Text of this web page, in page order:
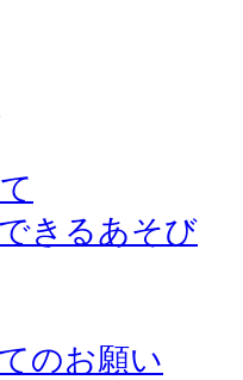
きるあそび
のお願い